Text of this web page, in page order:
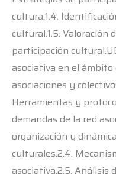
cultura.1.4.
cultural.1.5. Valoración
participación
asociativa en el ámbito
asociaciones y
Herramientas y
demandas de la red
organización y
culturales.2.4.
asociativa.2.5. Análisis